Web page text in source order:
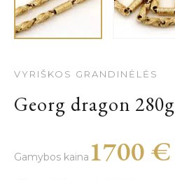
VYRIŠKOS GRANDINĖLĖS
Georg dragon 280g
Gamybos kaina 1700 €